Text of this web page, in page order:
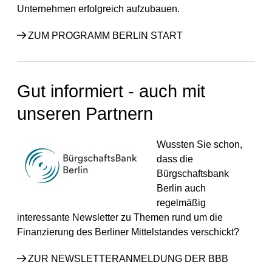
Unternehmen erfolgreich aufzubauen.
ZUM PROGRAMM BERLIN START
Gut informiert - auch mit
unseren Partnern
Wussten Sie schon,
dass die
Bürgschaftsbank
Berlin auch
regelmäßig
interessante Newsletter zu Themen rund um die
Finanzierung des Berliner Mittelstandes verschickt?
ZUR NEWSLETTERANMELDUNG DER BBB